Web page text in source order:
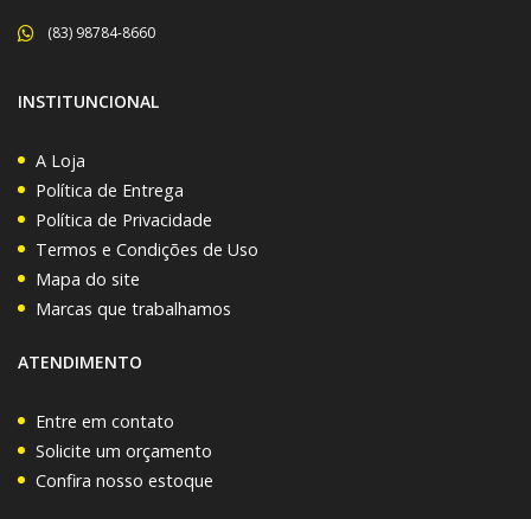
(83) 98784-8660
INSTITUNCIONAL
A Loja
Política de Entrega
Política de Privacidade
Termos e Condições de Uso
Mapa do site
Marcas que trabalhamos
ATENDIMENTO
Entre em contato
Solicite um orçamento
Confira nosso estoque